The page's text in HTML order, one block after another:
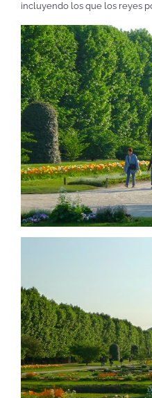
incluyendo los que los reyes